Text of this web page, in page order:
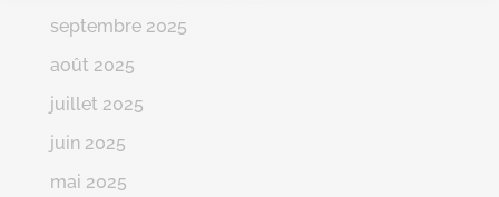
septembre 2025
août 2025
juillet 2025
juin 2025
mai 2025